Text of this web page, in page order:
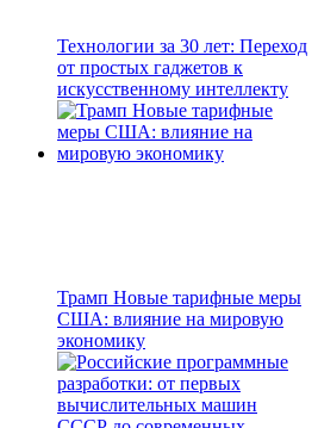
Технологии за 30 лет: Переход
от простых гаджетов к
искусственному интеллекту
Трамп Новые тарифные меры
США: влияние на мировую
экономику